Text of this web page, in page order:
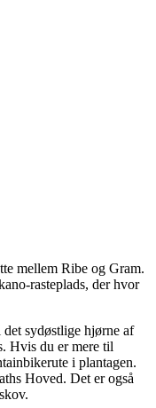
mellem Ribe og Gram.
rasteplads, der hvor
sydøstlige hjørne af
Hvis du er mere til
i plantagen.
Hoved. Det er også